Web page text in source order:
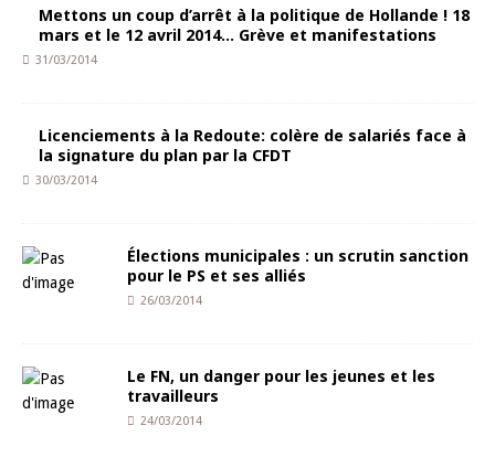
Mettons un coup d’arrêt à la politique de Hollande ! 18
mars et le 12 avril 2014… Grève et manifestations
31/03/2014
Licenciements à la Redoute: colère de salariés face à
la signature du plan par la CFDT
30/03/2014
Élections municipales : un scrutin sanction
pour le PS et ses alliés
26/03/2014
Le FN, un danger pour les jeunes et les
travailleurs
24/03/2014